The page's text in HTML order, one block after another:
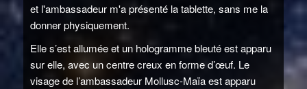
et l'ambassadeur m'a présenté la tablette, sans me la
donner physiquement.
Elle s’est allumée et un hologramme bleuté est apparu
sur elle, avec un centre creux en forme d’œuf. Le
visage de l’ambassadeur Mollusc-Maïa est apparu